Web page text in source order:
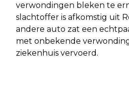
verwondingen bleken te
slachtoffer is afkomstig uit
andere auto zat een
met onbekende
ziekenhuis vervoerd.